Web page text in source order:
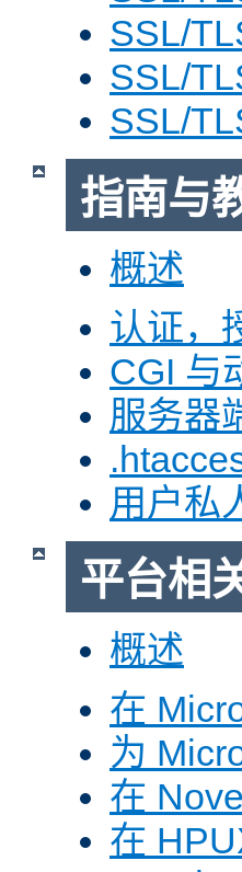
SSL/
SSL/
SSL/
指南与
概述
认证，
CGI 与
服务器
用户私
平台相
概述
在
为
在
在